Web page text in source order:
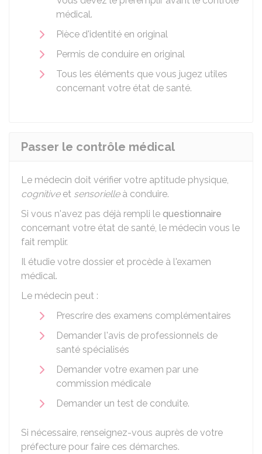
médical.
Pièce d'identité en original
Permis de conduire en original
Tous les éléments que vous jugez utiles
concernant votre état de santé.
Passer le contrôle médical
Le médecin doit vérifier votre aptitude physique,
cognitiveet sensorielleà conduire.
Si vous n'avez pas déjà rempli le questionnaire
concernant votre état de santé, le médecin vous le
fait remplir.
Il étudie votre dossier et procède à l'examen
médical.
Le médecin peut :
Prescrire des examens complémentaires
Demander l'avis de professionnels de
santé spécialisés
Demander votre examen par une
commission médicale
Demander un test de conduite.
Si nécessaire, renseignez-vous auprès de votre
préfecture pour faire ces démarches.